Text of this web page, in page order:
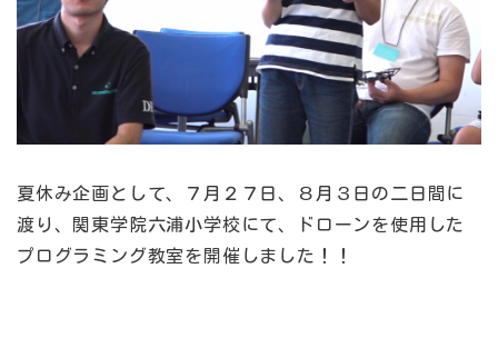
夏休み企画として、７月２７日、８月３日の二日間に
渡り、関東学院六浦小学校にて、ドローンを使用した
プログラミング教室を開催しました！！